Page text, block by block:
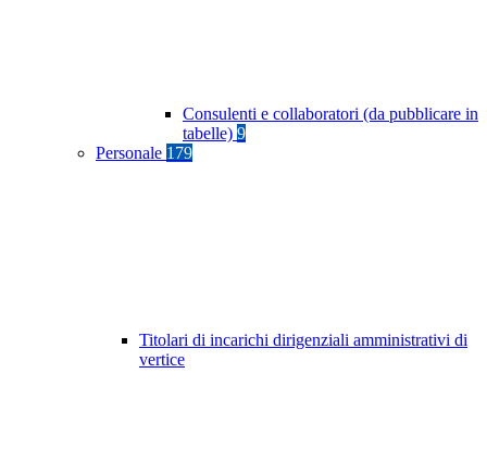
Consulenti e collaboratori (da pubblicare in
tabelle) 9
Personale 179
Titolari di incarichi dirigenziali amministrativi di
vertice